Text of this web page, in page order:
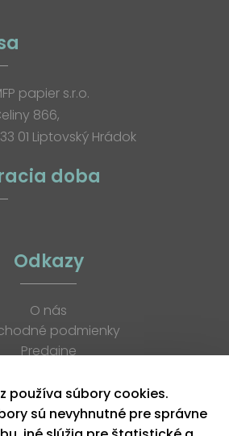
papier s.r.o.
866,
01 Liptovský Hrádok
doba
Odkazy
O nás
podmienky
Predajne
K stiahnutiu
Blog
Kontakt
používa súbory cookies.
sú nevyhnutné pre správne